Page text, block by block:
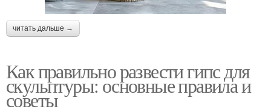
читать дальше →
Как правильно развести гипс для
скульптуры: основные правила и
советы